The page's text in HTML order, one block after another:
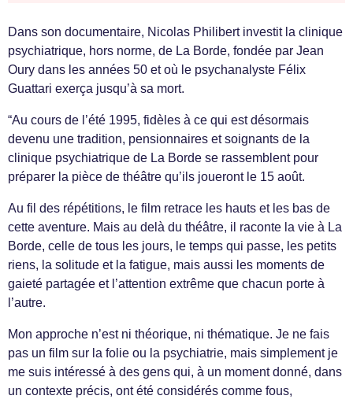
Dans son documentaire, Nicolas Philibert investit la clinique
psychiatrique, hors norme, de La Borde, fondée par Jean
Oury dans les années 50 et où le psychanalyste Félix
Guattari exerça jusqu’à sa mort.
“Au cours de l’été 1995, fidèles à ce qui est désormais
devenu une tradition, pensionnaires et soignants de la
clinique psychiatrique de La Borde se rassemblent pour
préparer la pièce de théâtre qu’ils joueront le 15 août.
Au fil des répétitions, le film retrace les hauts et les bas de
cette aventure. Mais au delà du théâtre, il raconte la vie à La
Borde, celle de tous les jours, le temps qui passe, les petits
riens, la solitude et la fatigue, mais aussi les moments de
gaieté partagée et l’attention extrême que chacun porte à
l’autre.
Mon approche n’est ni théorique, ni thématique. Je ne fais
pas un film sur la folie ou la psychiatrie, mais simplement je
me suis intéressé à des gens qui, à un moment donné, dans
un contexte précis, ont été considérés comme fous,